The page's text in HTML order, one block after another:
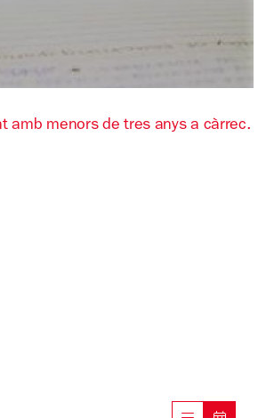
amb menors de tres anys a càrrec.